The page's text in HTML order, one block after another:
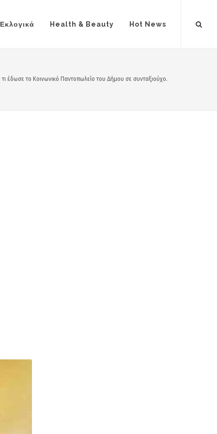
Εκλογικά Health & Beauty Hot News
τι έδωσε το Κοινωνικό Παντοπωλείο του Δήμου σε συνταξιούχο.